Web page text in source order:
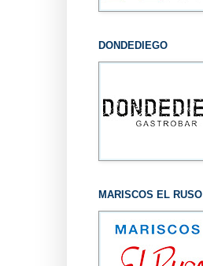
DONDEDIEGO
MARISCOS EL RUSO